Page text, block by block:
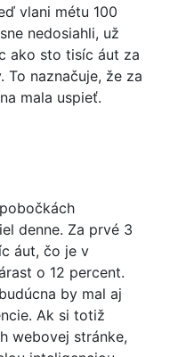
vlani métu 100
nedosiahli, už
ako sto tisíc áut za
To naznačuje, že za
mala uspieť.
denne. Za prvé 3
áut, čo je v
o 12 percent.
by mal aj
Ak si totiž
webovej stránke,